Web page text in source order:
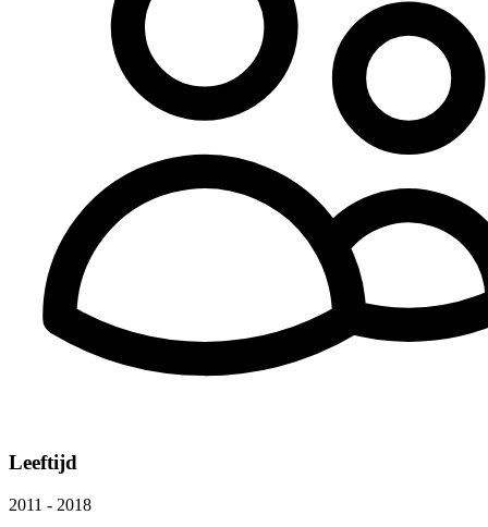
Leeftijd
2011 - 2018